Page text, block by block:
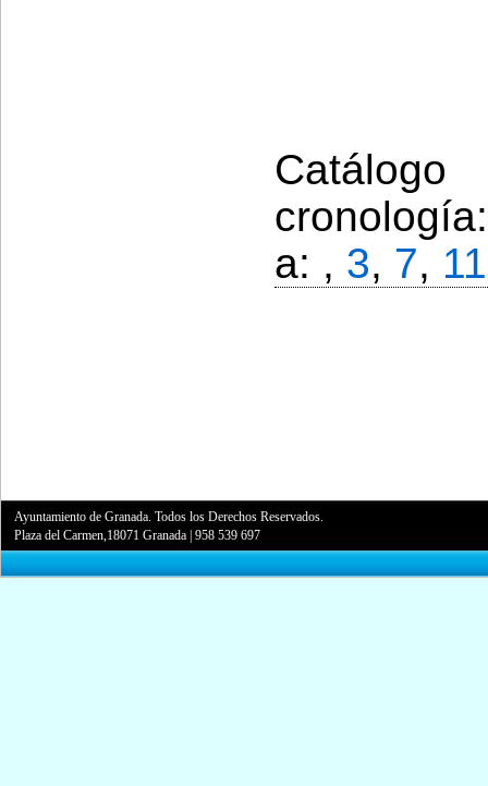
a: , 3, 7, 11
Ayuntamiento de Granada. Todos los Derechos Reservados.
Plaza del Carmen,18071 Granada |958 539 697